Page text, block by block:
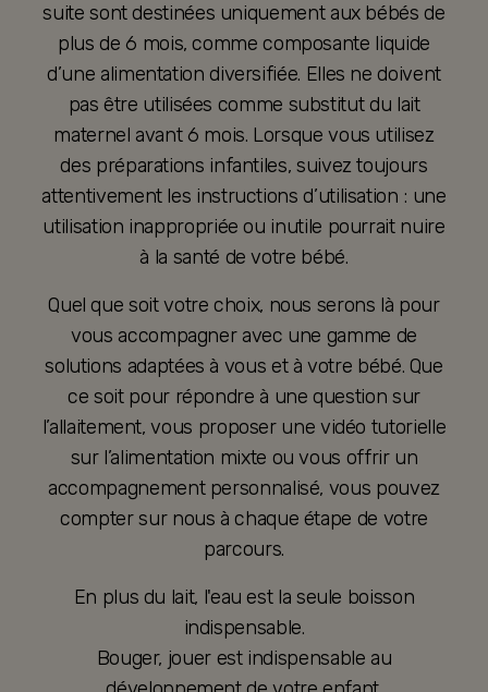
suite sont destinées uniquement aux bébés de
plus de 6 mois, comme composante liquide
d’une alimentation diversifiée. Elles ne doivent
pas être utilisées comme substitut du lait
maternel avant 6 mois. Lorsque vous utilisez
des préparations infantiles, suivez toujours
attentivement les instructions d’utilisation : une
utilisation inappropriée ou inutile pourrait nuire
à la santé de votre bébé.
Quel que soit votre choix, nous serons là pour
vous accompagner avec une gamme de
solutions adaptées à vous et à votre bébé. Que
ce soit pour répondre à une question sur
l’allaitement, vous proposer une vidéo tutorielle
sur l’alimentation mixte ou vous offrir un
accompagnement personnalisé, vous pouvez
compter sur nous à chaque étape de votre
parcours.
En plus du lait, l'eau est la seule boisson
indispensable.
Bouger, jouer est indispensable au